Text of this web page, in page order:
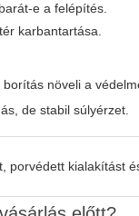
e a felépítés.
karbantartása.
növeli a
de stabil súlyérzet.
kialakítást